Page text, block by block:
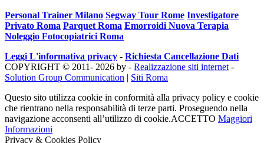
Personal Trainer Milano Segway Tour Rome Investigatore
Privato Roma Parquet Roma Emorroidi Nuova Terapia
Noleggio Fotocopiatrici Roma
Leggi L'informativa privacy - Richiesta Cancellazione Dati
COPYRIGHT © 2011- 2026 by - Realizzazione siti internet -
Solution Group Communication | Siti Roma
Questo sito utilizza cookie in conformità alla privacy policy e cookie
che rientrano nella responsabilità di terze parti. Proseguendo nella
navigazione acconsenti all’utilizzo di cookie.ACCETTO Maggiori
Informazioni
Privacy & Cookies Policy